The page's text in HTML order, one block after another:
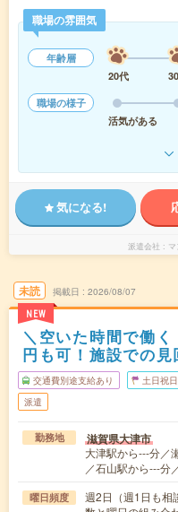
職場の雰囲気
年齢層
20代
職場の様子
活気がある
気になる!
派遣会社
未読
NEW
掲載日 2026/08/07
＼空いた時間で働
円も可！施設での見
交通費別途支給あり 土日祝
派遣
勤務地 滋賀県大津市
大津駅から---分／
／石山駅から---分
曜日頻度
週2日（週1日も相